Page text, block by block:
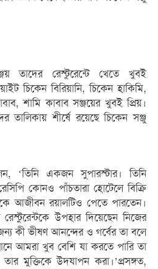
তাদের রেস্টুরেন্টে খেতে খুবই
চিকেন বিরিয়ানি, চিকেন হাকিমি,
শামি কাবাব সঞ্জয়ের খুবই প্রিয়।
তালিকায় শীর্ষে রয়েছে চিকেন সঞ্জু
‘তিনি একজন সুপারস্টার। তিনি
কোনও পাঁচতারা হোটেলে বিক্রি
আজীবন রয়ালটিও পেতে পারতেন।
উপহার দিয়েছেন নিজের
কী ভীষণ আনন্দের ও গর্বের তা বলে
আমরা খুব বেশি যা করতে পারি তা
মুক্তিকে উদযাপন করা।’প্রসঙ্গত,